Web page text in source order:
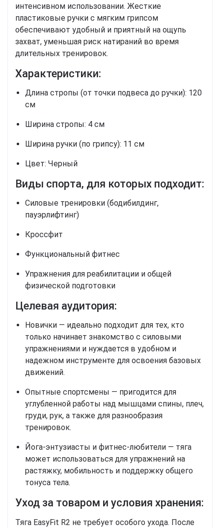
интенсивном использовании. Жесткие
пластиковые ручки с мягким грипсом
обеспечивают удобный и приятный на ощупь
захват, уменьшая риск натираний во время
длительных тренировок.
Характеристики:
Длина стропы (от точки подвеса до ручки): 120
см
Ширина стропы: 4 см
Ширина ручки (по грипсу): 11 см
Цвет: Черный
Виды спорта, для которых подходит:
Силовые тренировки (бодибилдинг,
пауэрлифтинг)
Кроссфит
Функциональный фитнес
Упражнения для реабилитации и общей
физической подготовки
Целевая аудитория:
Новички — идеально подходит для тех, кто
только начинает знакомство с силовыми
упражнениями и нуждается в удобном и
надежном инструменте для освоения базовых
движений.
Опытные спортсмены — пригодится для
углубленной работы над мышцами спины, плеч,
груди, рук, а также для разнообразия
тренировок.
Йога-энтузиасты и фитнес-любители — тяга
может использоваться для упражнений на
растяжку, мобильность и поддержку общего
тонуса тела.
Уход за товаром и условия хранения:
Тяга EasyFit R2 не требует особого ухода. После